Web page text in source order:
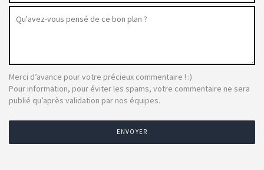
Merci d’avance pour votre précieux commentaire ! :)
Pour information, pour éviter les spams, votre commentaire ne sera
publié qu’après validation par nos équipes.
ENVOYER